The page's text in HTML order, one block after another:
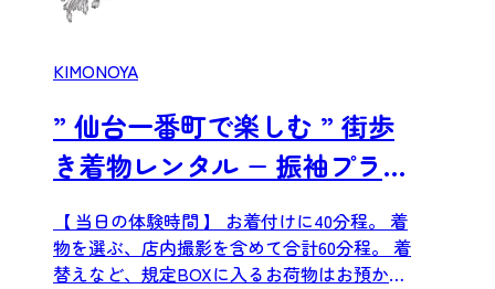
KIMONOYA
” 仙台一番町で楽しむ ” 街歩
き着物レンタル − 振袖プラン
−【 当日の体験時間 】 お着付けに40分程。 着
物を選ぶ、店内撮影を含めて合計60分程。 着
替えなど、規定BOXに入るお荷物はお預かり